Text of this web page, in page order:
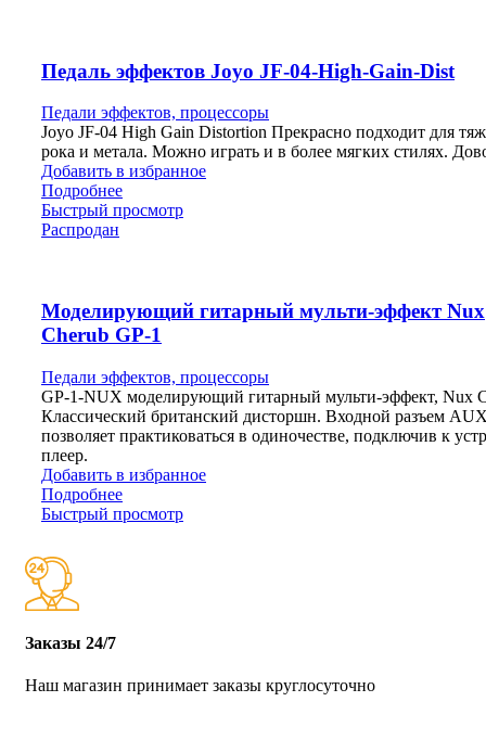
Педаль эффектов Joyo JF-04-High-Gain-Dist
Педали эффектов, процессоры
Joyo JF-04 High Gain Distortion Прекрасно подходит для
рока и метала. Можно играть и в более мягких стилях.
Добавить в избранное
Подробнее
Быстрый просмотр
Распродан
Моделирующий гитарный мульти-эффект Nux
Cherub GP-1
Педали эффектов, процессоры
GP-1-NUX моделирующий гитарный мульти-эффект, Nux
Классический британский дисторшн. Входной разъем
позволяет практиковаться в одиночестве, подключив к
плеер.
Добавить в избранное
Подробнее
Быстрый просмотр
Заказы 24/7
Наш магазин принимает заказы круглосуточно